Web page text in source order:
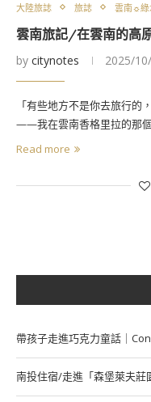
大陸旅誌 旅誌 雲南☼綠
雲南旅記/在雲南的高
by citynotes 2025/
「有些地方不是你去旅行的
——我在雲南香格里拉的那
Read more
帶孩子走進巧克力童話｜
南投住宿/走進「森堡萊夫莊